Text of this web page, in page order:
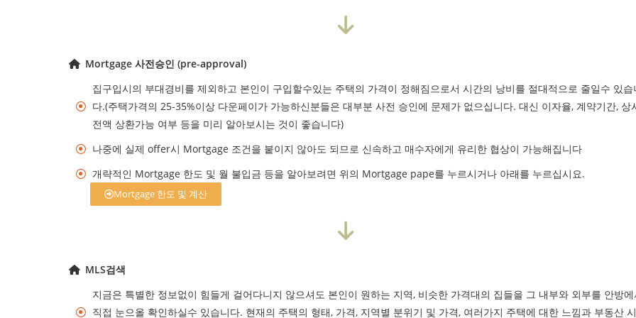
Mortgage 사전승인 (pre-approval)
집구입시의 부대경비를 제외하고 본인이 구입할수있는 주택의 가격이 정해짐으로서 시간의 낭비를 절대적으로 줄일수 있습
다.(주택가격의 25-35%이상 다운페이가 가능하신분들은 대부분 사전 승인에 문제가 없으십니다. 대신 이자율, 계약기간, 상
전액 상환가능 여부 등을 미리 알아보시는 것이 좋습니다)
나중에 실제 offer시 Mortgage 조건을 붙이지 않아도 되므로 신속하고 매수자에게 유리한 협상이 가능해집니다
개략적인 Mortgage 한도 및 월 불입금 등을 알아보려면 위의 Mortgage pape를 누르시거나 아래를 누르십시요.
Mortgage 한도 및 계산
MLS검색
지금은 특별한 정보없이 힘들게 걸어다니지 않으셔도 본인이 원하는 지역, 비슷한 가격대의 집들을 그 내부와 외부를 안방에
직접 눈으올 확인하실수 있습니다. 현재의 주택의 형태, 가격, 지역별 분위기 및 가격, 여러가지 주택에 대한 느낌과 부동산 시